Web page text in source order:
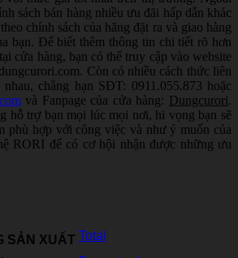
sách bán hàng nhiều ưu đãi hấp dẫn khác
chính sách của hãng đặt ra và giao hàng
bạn. Để biết thêm thông tin chi tiết rõ hơn
cửa hàng, bạn có thể truy cập vào website
Còn có nhiều cách thức liên
chẳng hạn SĐT: 0911.055.873 hoặc
và Fanpage của cửa hàng: Dungcurori.
hỗ trợ bạn mọi lúc mọi nơi, hi vọng bạn sẽ
phù hợp với công việc và như ý muốn của
RORI để có cơ hội nhận được những ưu
SẢN XUẤT Total